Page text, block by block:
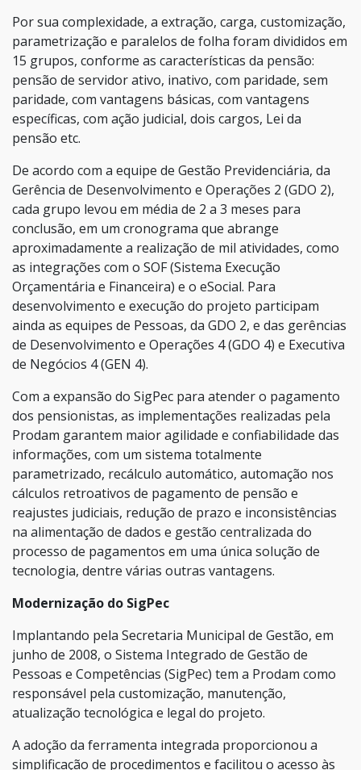
Por sua complexidade, a extração, carga, customização,
parametrização e paralelos de folha foram divididos em
15 grupos, conforme as características da pensão:
pensão de servidor ativo, inativo, com paridade, sem
paridade, com vantagens básicas, com vantagens
específicas, com ação judicial, dois cargos, Lei da
pensão etc.
De acordo com a equipe de Gestão Previdenciária, da
Gerência de Desenvolvimento e Operações 2 (GDO 2),
cada grupo levou em média de 2 a 3 meses para
conclusão, em um cronograma que abrange
aproximadamente a realização de mil atividades, como
as integrações com o SOF (Sistema Execução
Orçamentária e Financeira) e o eSocial. Para
desenvolvimento e execução do projeto participam
ainda as equipes de Pessoas, da GDO 2, e das gerências
de Desenvolvimento e Operações 4 (GDO 4) e Executiva
de Negócios 4 (GEN 4).
Com a expansão do SigPec para atender o pagamento
dos pensionistas, as implementações realizadas pela
Prodam garantem maior agilidade e confiabilidade das
informações, com um sistema totalmente
parametrizado, recálculo automático, automação nos
cálculos retroativos de pagamento de pensão e
reajustes judiciais, redução de prazo e inconsistências
na alimentação de dados e gestão centralizada do
processo de pagamentos em uma única solução de
tecnologia, dentre várias outras vantagens.
Modernização do SigPec
Implantando pela Secretaria Municipal de Gestão, em
junho de 2008, o Sistema Integrado de Gestão de
Pessoas e Competências (SigPec) tem a Prodam como
responsável pela customização, manutenção,
atualização tecnológica e legal do projeto.
A adoção da ferramenta integrada proporcionou a
simplificação de procedimentos e facilitou o acesso às